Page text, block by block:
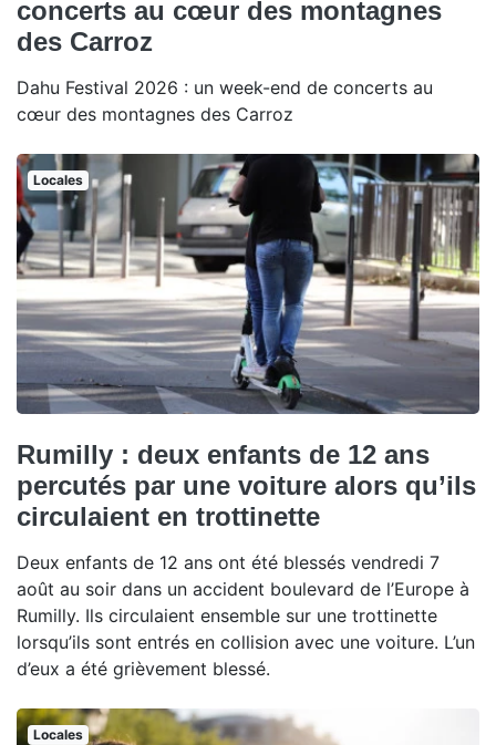
concerts au cœur des montagnes
des Carroz
Dahu Festival 2026 : un week-end de concerts au
cœur des montagnes des Carroz
Locales
Rumilly : deux enfants de 12 ans
percutés par une voiture alors qu’ils
circulaient en trottinette
Deux enfants de 12 ans ont été blessés vendredi 7
août au soir dans un accident boulevard de l’Europe à
Rumilly. Ils circulaient ensemble sur une trottinette
lorsqu’ils sont entrés en collision avec une voiture. L’un
d’eux a été grièvement blessé.
Locales